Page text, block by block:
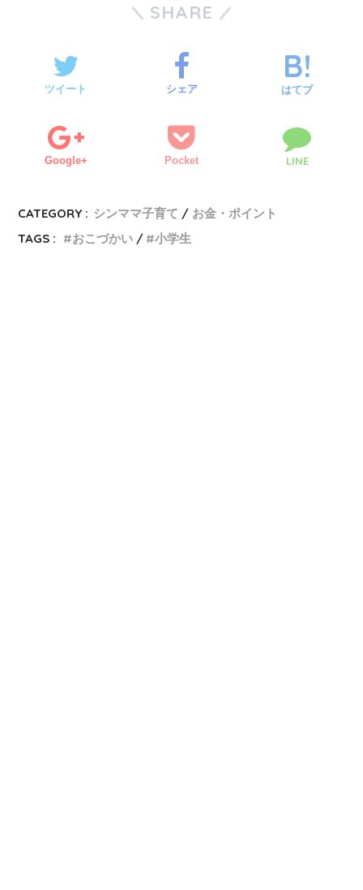
SHARE
ツイート シェア はてブ
Google+ Pocket LINE
CATEGORY : シンママ子育て
お金・ポイント
TAGS :
おこづかい 小学生